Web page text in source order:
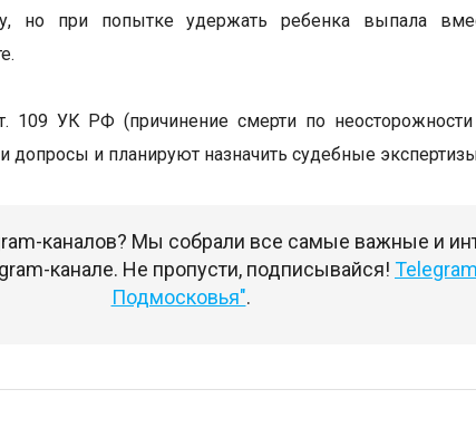
но при попытке удержать ребенка выпала
109 УК РФ (причинение смерти по
допросы и планируют назначить судебные
каналов? Мы собрали все самые важные и
канале. Не пропусти, подписывайся!
Подмосковья".